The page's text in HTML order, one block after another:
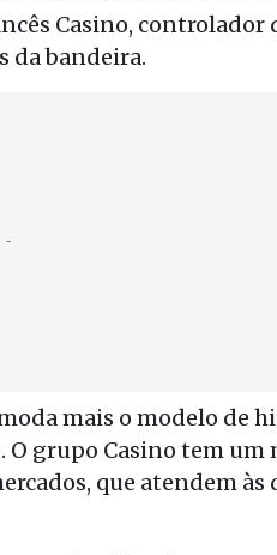
Casino, controlador
da bandeira.
mais o modelo de
grupo Casino tem um
que atendem às